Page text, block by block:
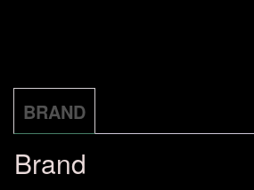
BRAND
Brand